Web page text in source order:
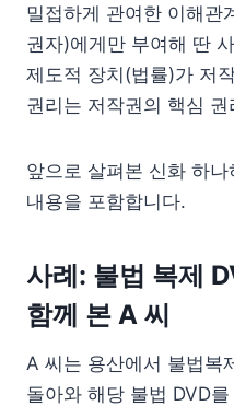
밀접하게 관여한 이해관
권자)에게만 부여해 딴
제도적 장치(법률)가 저
권리는 저작권의 핵심
앞으로 살펴본 신화 하
내용을 포함합니다.
사례: 불법 복제
함께 본 A 씨
A 씨는 용산에서 불법복
돌아와 해당 불법 DVD